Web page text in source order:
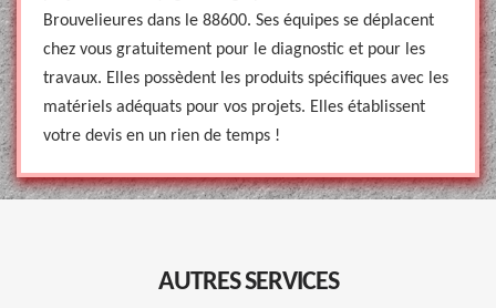
Brouvelieures dans le 88600. Ses équipes se déplacent
chez vous gratuitement pour le diagnostic et pour les
travaux. Elles possèdent les produits spécifiques avec les
matériels adéquats pour vos projets. Elles établissent
votre devis en un rien de temps !
AUTRES SERVICES